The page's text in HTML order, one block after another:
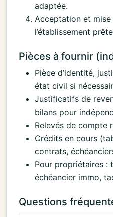
adaptée.
Acceptation et
l’établissement
Pièces à fournir
Pièce d’identité,
état civil si
Justificatifs de
bilans pour
Relevés de compte
Crédits en cours
contrats,
Pour propriétaires :
échéancier immo,
Questions